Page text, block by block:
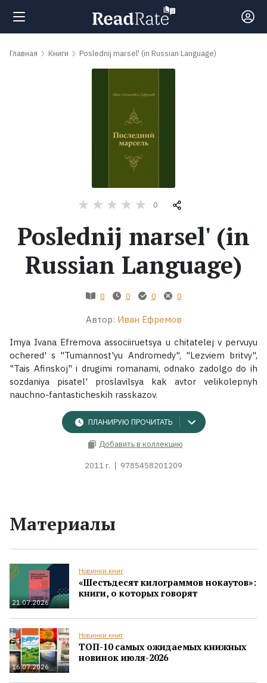
Поиск
книги
Авторы
Экранизации
Коллекции
Главная Книги Poslednij marsel' (in Russian Language)
0
Poslednij marsel' (in
Russian Language)
0 0 0 0
Автор: Иван Ефремов
Imya Ivana Efremova associiruetsya u chitatelej v pervuyu
ochered' s "Tumannost'yu Andromedy", "Lezviem britvy",
"Tais Afinskoj" i drugimi romanami, odnako zadolgo do ih
sozdaniya pisatel' proslavilsya kak avtor velikolepnyh
nauchno-fantasticheskih rasskazov.
ПЛАНИРУЮ ПРОЧИТАТЬ
Добавить в коллекцию
2011 г. 9785458201209
Материалы
21.07.2026
Новинки книг
«Шестьдесят килограммов нокаутов»:
книги, о которых говорят
16.07.2026
Новинки книг
ТОП-10 самых ожидаемых книжных
новинок июля-2026